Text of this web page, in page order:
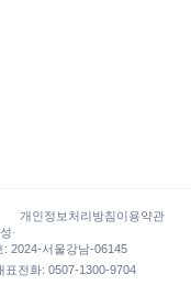
개인정보처리방침이용약관
·
: 2024-서울강남-06145
표전화: 0507-1300-9704